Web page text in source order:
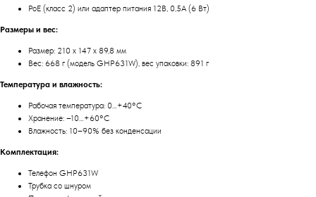
PoE (класс 2) или адаптер питания 12В, 0,5А (6 Вт)
Размеры и вес:
Размер: 210 x 147 x 89,8 мм
Вес: 668 г (модель GHP631W), вес упаковки: 891 г
Температура и влажность:
Рабочая температура: 0…+40°C
Хранение: –10…+60°C
Влажность: 10–90% без конденсации
Комплектация:
Телефон GHP631W
Трубка со шнуром